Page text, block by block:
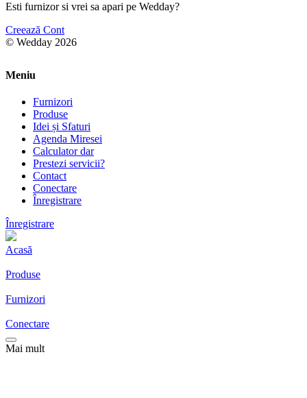
Esti furnizor si vrei sa apari pe Wedday?
Creează Cont
© Wedday 2026
Meniu
Furnizori
Produse
Idei și Sfaturi
Agenda Miresei
Calculator dar
Prestezi servicii?
Contact
Conectare
Înregistrare
Înregistrare
Acasă
Produse
Furnizori
Conectare
Mai mult